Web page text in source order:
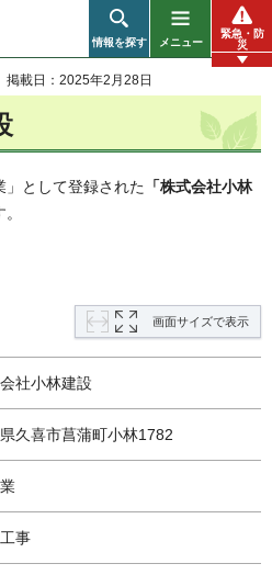
情報を探す メニュー
緊急・防
災
掲載日：2025年2月28日
」として登録された 「株式会社小林
画面サイズで表示
社小林建設
久喜市菖蒲町小林1782
事